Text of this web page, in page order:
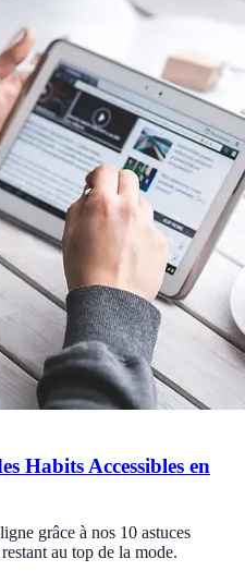
Habits Accessibles en
grâce à nos 10 astuces
au top de la mode.